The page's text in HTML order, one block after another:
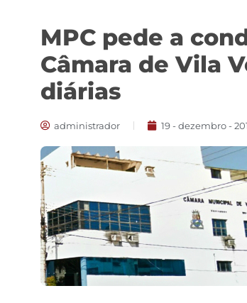
MPC pede a
Câmara de Vila
diárias
administrador 19 - dezembro -